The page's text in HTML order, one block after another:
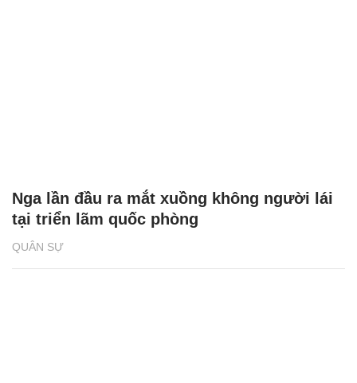
QUÂN SỰ
Nga lần đầu ra mắt xuồng không người lái
tại triển lãm quốc phòng